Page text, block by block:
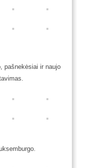
pašnekėsiai ir naujo